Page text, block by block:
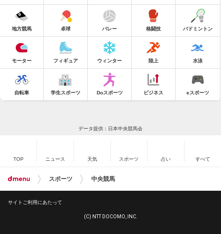
地方競馬 卓球 バレー 格闘技 バドミントン
モーター フィギュア ウィンター 陸上 水泳
自転車 学生スポーツ Doスポーツ ビジネス eスポーツ
データ提供：日本中央競馬会
TOP ニュース 天気 スポーツ 占い すべて
スポーツ 中央競馬
サイトご利用にあたって
(C) NTT DOCOMO, INC.